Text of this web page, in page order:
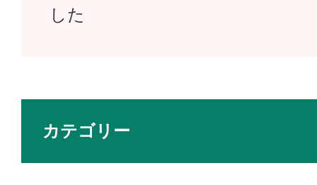
認知症介護研究・研修東京センター
よくあるご質問
した
カテゴリー